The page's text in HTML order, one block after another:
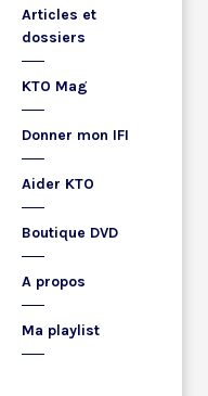
Articles et
dossiers
KTO Mag
Donner mon IFI
Aider KTO
Boutique DVD
A propos
Ma playlist